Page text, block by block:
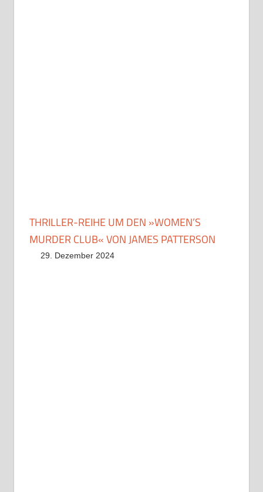
THRILLER-REIHE UM DEN »WOMEN’S
MURDER CLUB« VON JAMES PATTERSON
29. Dezember 2024